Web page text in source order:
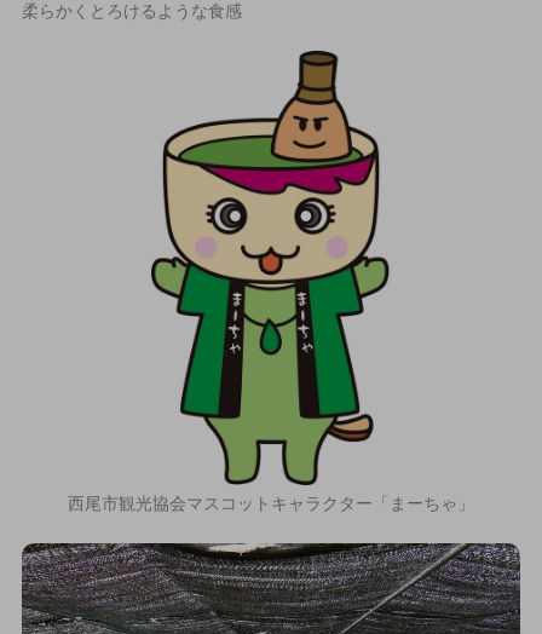
柔らかくとろけるような食感
西尾市観光協会マスコットキャラクター「まーちゃ」